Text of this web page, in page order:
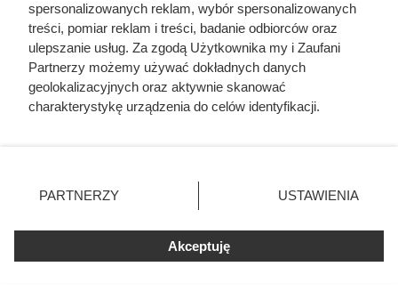
Po 15 latach zdjęli fragment
spersonalizowanych reklam, wybór spersonalizowanych
treści, pomiar reklam i treści, badanie odbiorców oraz
ulepszanie usług. Za zgodą Użytkownika my i Zaufani
Partnerzy możemy używać dokładnych danych
geolokalizacyjnych oraz aktywnie skanować
charakterystykę urządzenia do celów identyfikacji.
zmienić/wycofać klikając przycisk ustawień prywatności
znajdujący się w lewym dolnym rogu strony
rodzaje przetwarzania danych nie wymagają zgody
użytkownika, ale masz prawo sprzeciwić się takiemu
przetwarzaniu. Preferencje będą miały zastosowania tylko
PARTNERZY USTAWIENIA
Akceptuję